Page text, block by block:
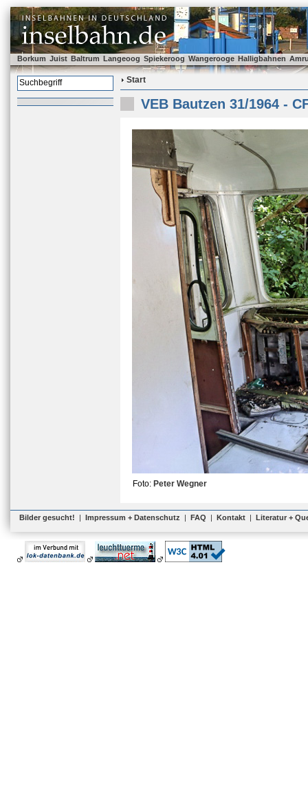
Borkum Juist Baltrum Langeoog Spiekeroog Wangerooge Halligbahnen
Start
VEB Bautzen 31/1964 -
Foto: Peter Wegner
Bilder gesucht! | Impressum + Datenschutz | FAQ | Kontakt | Literatur +